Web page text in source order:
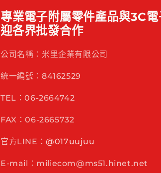
專業電子附屬零件產品與3C
迎各界批發合作
公司名稱：米里企業有限公司
統一編號：84162529
TEL：06-2664742
FAX：06-2665732
官方LINE：@017uujuu
E-mail：miliecom@ms51.hinet.net